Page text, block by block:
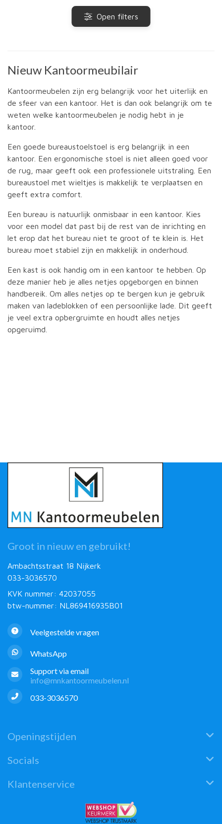
Open filters
Nieuw Kantoormeubilair
Kantoormeubelen zijn erg belangrijk voor het uiterlijk en
de sfeer van een kantoor. Het is dan ook belangrijk om te
weten welke kantoormeubelen je nodig hebt in je
kantoor.
Een goede bureaustoelstoel is erg belangrijk in een
kantoor. Een ergonomische stoel is niet alleen goed voor
de rug, maar geeft ook een professionele uitstraling. Een
bureaustoel met wieltjes is makkelijk te verplaatsen en
geeft extra comfort.
Een bureau is natuurlijk onmisbaar in een kantoor. Kies
voor een model dat past bij de rest van de inrichting en
let erop dat het bureau niet te groot of te klein is. Het
bureau moet stabiel zijn en makkelijk in onderhoud.
Een kast is ook handig om in een kantoor te hebben. Op
deze manier heb je alles netjes opgeborgen en binnen
handbereik. Om alles netjes op te bergen kun je gebruik
maken van ladeblokken of een persoonlijke lade. Dit geeft
je veel extra opbergruimte en houdt alles netjes
opgeruimd.
Groot in nieuw en gebruikt!
Ambachtsstraat 18 Nijkerk
033-3036570
KVK nummer: 42037055
btw-nummer: NL869416935B01
Veelgestelde vragen
WhatsApp
Support via email
info@mnkantoormeubelen.nl
033-3036570
Openingstijden
Socials
Klantenservice